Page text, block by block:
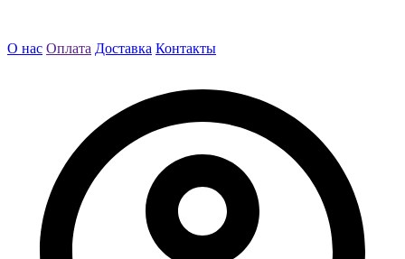
О нас Оплата Доставка Контакты